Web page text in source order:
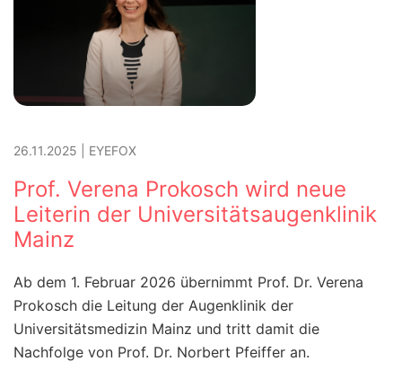
26.11.2025 EYEFOX
Prof. Verena Prokosch wird neue
Leiterin der Universitätsaugenklinik
Mainz
Ab dem 1. Februar 2026 übernimmt Prof. Dr. Verena
Prokosch die Leitung der Augenklinik der
Universitätsmedizin Mainz und tritt damit die
Nachfolge von Prof. Dr. Norbert Pfeiffer an.